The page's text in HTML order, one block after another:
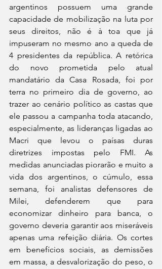
argentinos possuem uma grande
capacidade de mobilização na luta por
seus direitos, não é à toa que já
impuseram no mesmo ano a queda de
4 presidentes da república. A retórica
do novo prometida pelo atual
mandatário da Casa Rosada, foi por
terra no primeiro dia de governo, ao
trazer ao cenário político as castas que
ele passou a campanha toda atacando,
especialmente, as lideranças ligadas ao
Macri que levou o paísas duras
diretrizes impostas pelo FMI. As
medidas anunciadas piorarão e muito a
vida dos argentinos, o cúmulo, essa
semana, foi analistas defensores de
Milei, defenderem que para
economizar dinheiro para banca, o
governo deveria garantir aos miseráveis
apenas uma refeição diária. Os cortes
em benefícios sociais, as demissões
em massa, a desvalorização do peso, o